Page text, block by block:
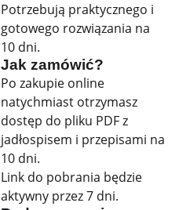
Potrzebują praktycznego i
gotowego rozwiązania na
10 dni.
Jak zamówić?
Po zakupie online
natychmiast otrzymasz
dostęp do pliku PDF z
jadłospisem i przepisami na
10 dni.
Link do pobrania będzie
aktywny przez 7 dni.